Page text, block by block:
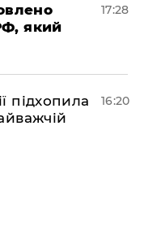
який
17:28
підхопила
16:20